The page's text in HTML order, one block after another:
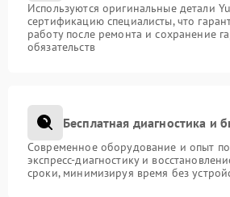
Используются оригинальные детали
сертификацию специалисты, что
работу после ремонта и сохранение
обязательств
Бесплатная диагностика и
Современное оборудование и опыт
экспресс-диагностику и
сроки, минимизируя время без